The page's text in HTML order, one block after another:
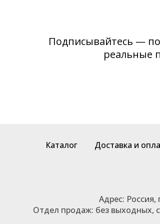
Подписывайтесь —
реальные
Каталог Доставка и
Адрес:
Отдел продаж: без выходных,